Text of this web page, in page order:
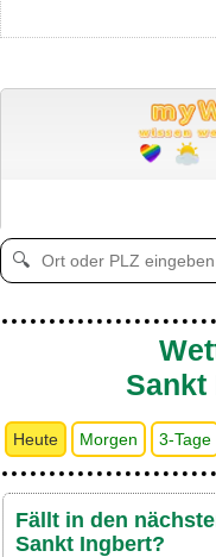
🔍
Sankt
Heute Morgen 3-Tage
Fällt in den
Sankt Ingbert?